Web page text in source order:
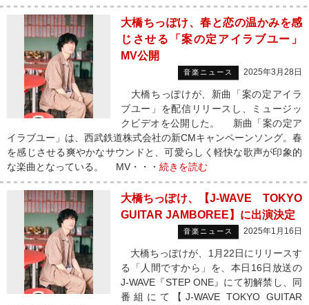
大橋ちっぽけ、春と恋の温かみを感
じさせる「案の定アイラブユー」
MV公開
音楽ニュース 2025年3月28日
大橋ちっぽけが、新曲「案の定アイラ
ブユー」を配信リリースし、ミュージッ
クビデオを公開した。 新曲「案の定ア
イラブユー」は、西武鉄道株式会社の新CMキャンペーンソング。春
を感じさせる爽やかなサウンドと、可愛らしく軽快な歌声が印象的
な楽曲となっている。 MV・・・ 続きを読む
大橋ちっぽけ、【J-WAVE TOKYO
GUITAR JAMBOREE】に出演決定
音楽ニュース 2025年1月16日
大橋ちっぽけが、1月22日にリリースす
る「人間ですから」を、本日16日放送の
J-WAVE『STEP ONE』にて初解禁し、同
番組にて【J-WAVE TOKYO GUITAR